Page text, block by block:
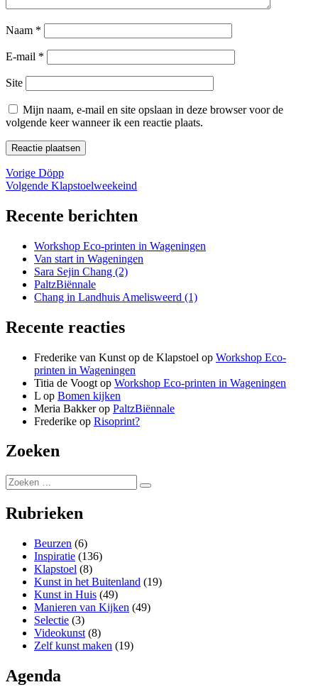
Naam *
E-mail *
Site
Mijn naam, e-mail en site opslaan in deze browser voor de
volgende keer wanneer ik een reactie plaats.
Bericht
navigatie
Vorige Vorig
bericht:
Döpp
Volgende Volgend
Klapstoelweekeind
Recente berichten
Workshop Eco-printen in Wageningen
Van start in Wageningen
Sara Sejin Chang (2)
PaltzBiënnale
Chang in Landhuis Amelisweerd (1)
Recente reacties
Frederike van Kunst op de Klapstoel op Workshop Eco-
printen in Wageningen
Titia de Voogt op Workshop Eco-printen in Wageningen
L op Bomen kijken
Meria Bakkerop PaltzBiënnale
Frederike op Risoprint?
Zoeken
Zoeken
naar:
Zoeken
Rubrieken
Beurzen (6)
Inspiratie (136)
Klapstoel (8)
Kunst in het Buitenland (19)
Kunst in Huis (49)
Manieren van Kijken (49)
Selectie (3)
Videokunst (8)
Zelf kunst maken (19)
Agenda